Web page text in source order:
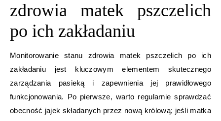
zdrowia matek pszczelich
po ich zakładaniu
Monitorowanie stanu zdrowia matek pszczelich po ich
zakładaniu jest kluczowym elementem skutecznego
zarządzania pasieką i zapewnienia jej prawidłowego
funkcjonowania. Po pierwsze, warto regularnie sprawdzać
obecność jajek składanych przez nową królową; jeśli matka